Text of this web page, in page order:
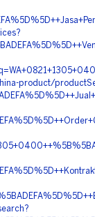
product/